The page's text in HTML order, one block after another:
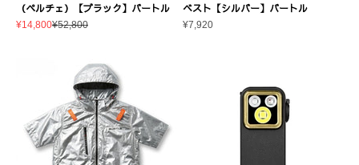
（ペルチェ）【ブラック】バートル
セール価格
¥14,800通常価格
¥52,800
ベスト【シルバー】バートル
セール価格
¥7,920